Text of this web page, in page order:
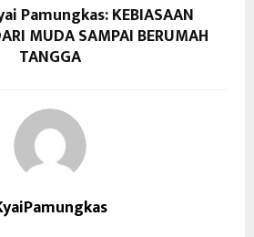
Pamungkas: KEBIASAAN
MUDA SAMPAI BERUMAH
TANGGA